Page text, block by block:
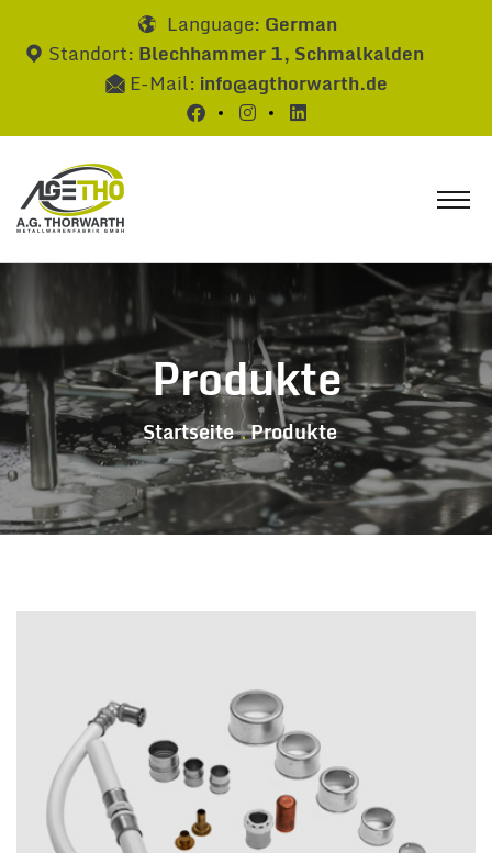
Language: German
Standort: Blechhammer 1, Schmalkalden
E-Mail: info@agthorwarth.de
Produkte
Startseite Produkte